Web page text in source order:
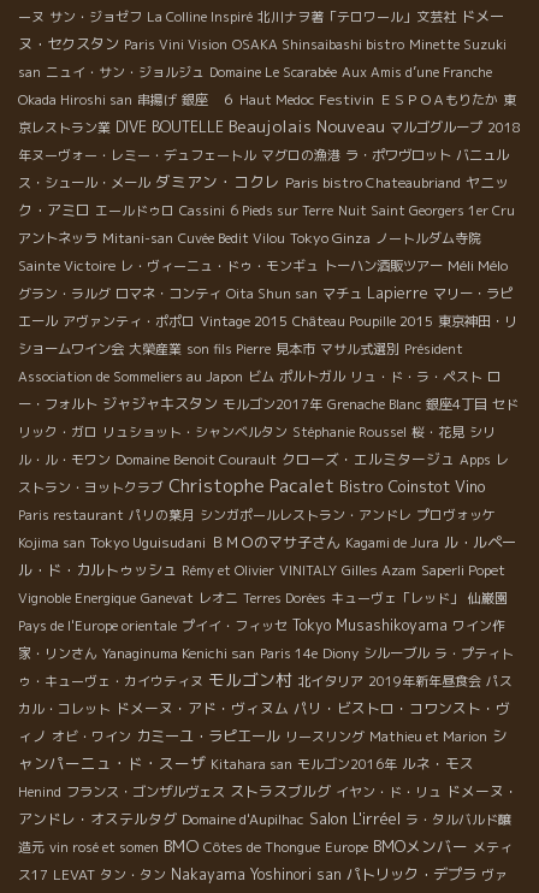
ーヌ サン・ジョゼフ La Colline Inspiré 北川ナヲ著「テロワール」文芸社 ドメー
ヌ・セクスタン Paris Vini Vision OSAKA Shinsaibashi bistro Minette Suzuki
san ニュイ・サン・ジョルジュ Domaine Le Scarabée Aux Amis d’une Franche
Okada Hiroshi san 串揚げ 銀座 ６ Haut Medoc Festivin ＥＳＰＯＡもりたか 東
京レストラン業 DIVE BOUTELLE Beaujolais Nouveau マルゴグループ 2018
年ヌーヴォー・レミー・デュフェートル マグロの漁港 ラ・ポワヴロット バニュル
ス・シュール・メール ダミアン・コクレ Paris bistro Chateaubriand ヤニッ
ク・アミロ エールドゥロ Cassini 6 Pieds sur Terre Nuit Saint Georgers 1er Cru
アントネッラ Mitani-san Cuvée Bedit Vilou Tokyo Ginza ノートルダム寺院
Sainte Victoire レ・ヴィーニュ・ドゥ・モンギュ トーハン酒販ツアー Méli Mélo
グラン・ラルグ ロマネ・コンティ Oita Shun san マチュ Lapierre マリー・ラピ
エール アヴァンティ・ポポロ Vintage 2015 Château Poupille 2015 東京神田・リ
ショームワイン会 大榮産業 son fils Pierre 見本市 マサル式選別 Président
Association de Sommeliers au Japon ビム ポルトガル リュ・ド・ラ・ペスト ロ
ー・フォルト ジャジャキスタン モルゴン2017年 Grenache Blanc 銀座4丁目 セド
リック・ガロ リュショット・シャンベルタン Stéphanie Roussel 桜・花見 シリ
ル・ル・モワン Domaine Benoit Courault クローズ・エルミタージュ Apps レ
ストラン・ヨットクラブ Christophe Pacalet Bistro Coinstot Vino
Paris restaurant パリの葉月 シンガポールレストラン・アンドレ プロヴォッケ
Kojima san Tokyo Uguisudani ＢＭＯのマサ子さん Kagami de Jura ル・ルペー
ル・ド・カルトゥッシュ Rémy et Olivier VINITALY Gilles Azam Saperli Popet
Vignoble Energique Ganevat レオニ Terres Dorées キューヴェ「レッド」
仙巌園
Pays de l'Europe orientale プイイ・フィッセ Tokyo Musashikoyama ワイン作
家・リンさん Yanaginuma Kenichi san Paris 14e Diony シルーブル ラ・プティト
ゥ・キューヴェ・カイウティヌ モルゴン村 北イタリア 2019年新年昼食会 パス
カル・コレット ドメーヌ・アド・ヴィヌム パリ・ビストロ・コワンスト・ヴ
ィノ オビ・ワイン カミーユ・ラピエール リースリング Mathieu et Marion シ
ャンパーニュ・ド・スーザ Kitahara san モルゴン2016年 ルネ・モス
Henind フランス・ゴンザルヴェス ストラスブルグ イヤン・ド・リュ ドメーヌ・
アンドレ・オステルタグ Domaine d'Aupilhac Salon L'irréel ラ・タルバルド醸
造元 vin rosé et somen BMO Côtes de Thongue Europe BMOメンバー メティ
ス17 LEVAT タン・タン Nakayama Yoshinori san パトリック・デプラ ヴァ